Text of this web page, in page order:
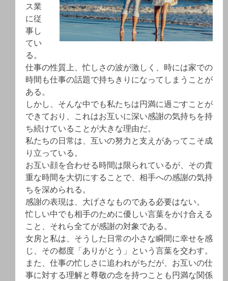
ス業
に従
事し
てい
る。
仕事の性質上、忙しさの波が激しく、時には家での
時間も仕事の話題で持ちきりになってしまうことが
ある。
しかし、そんな中でも私たちは円満に過ごすことが
できており、これはお互いに深い感謝の気持ちを持
ち続けていることが大きな理由だ。
私たちの日常は、互いの努力と支えがあってこそ成
り立っている。
お互い顔を合わせる時間は限られているが、その貴
重な時間を大切にすることで、相手への感謝の気持
ちを深められる。
感謝の表現は、大げさなものである必要はない。
忙しい中でも相手のために優しい言葉をかけ合える
こと、それら全てが感謝の対象である。
女房と私は、そうした日常の小さな瞬間に幸せを感
じ、その都度「ありがとう」という言葉を交わす。
また、仕事の忙しさに追われがちだが、お互いの仕
事に対する理解と尊敬の念を持つことも円満な関係